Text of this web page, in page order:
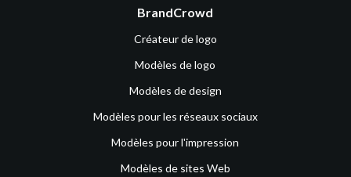
BrandCrowd
Créateur de logo
Modèles de logo
Modèles de design
Modèles pour les réseaux sociaux
Modèles pour l'impression
Modèles de sites Web